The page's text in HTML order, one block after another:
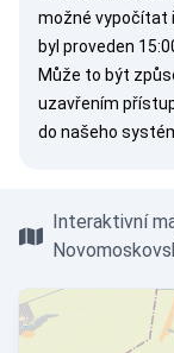
možné vypočítat
byl proveden
Může to být
uzavřením
do našeho
Interaktivní